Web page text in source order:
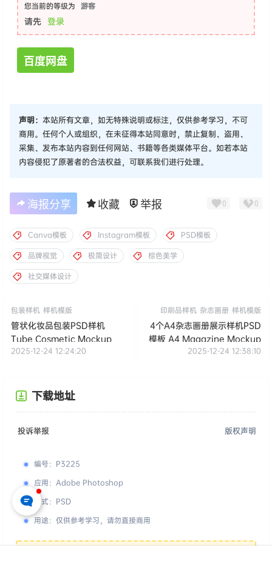
您当前的等级为 游客
请先 登录
百度网盘
声明： 本站所有文章，如无特殊说明或标注，仅供参考学习，不可
商用。任何个人或组织，在未征得本站同意时，禁止复制、盗用、
采集、发布本站内容到任何网站、书籍等各类媒体平台。如若本站
内容侵犯了原著者的合法权益，可联系我们进行处理。
海报分享 收藏 举报 0 0
Canva模板 Instagram模板
PSD模板
品牌视觉
极简设计
棕色美学
社交媒体设计
包装样机 样机模版
管状化妆品包装PSD样机
Tube Cosmetic Mockup
2025-12-24 12:24:20
印刷品样机 杂志画册 样机模版
4个A4杂志画册展示样机PSD
模板 A4 Magazine Mockup
2025-12-24 12:38:10
下载地址
投诉举报 版权声明
编号： P3225
应用： Adobe Photoshop
格式： PSD
用途： 仅供参考学习，请勿直接商用